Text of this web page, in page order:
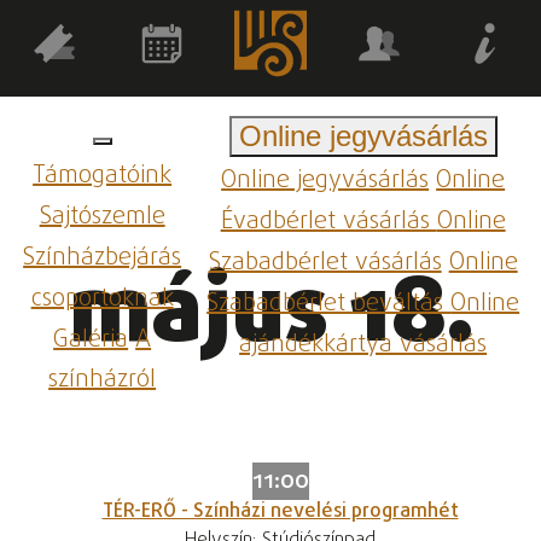
Támogatóink
Sajtószemle
Színházbejárás
csoportoknak
GalériaA
színházról
Online jegyvásárlás
Online jegyvásárlásOnline
Évadbérlet vásárlásOnline
Szabadbérlet vásárlásOnline
Szabadbérlet beváltásOnline
ajándékkártya vásárlás
május 18.
11:00
TÉR-ERŐ - Színházi nevelési programhét